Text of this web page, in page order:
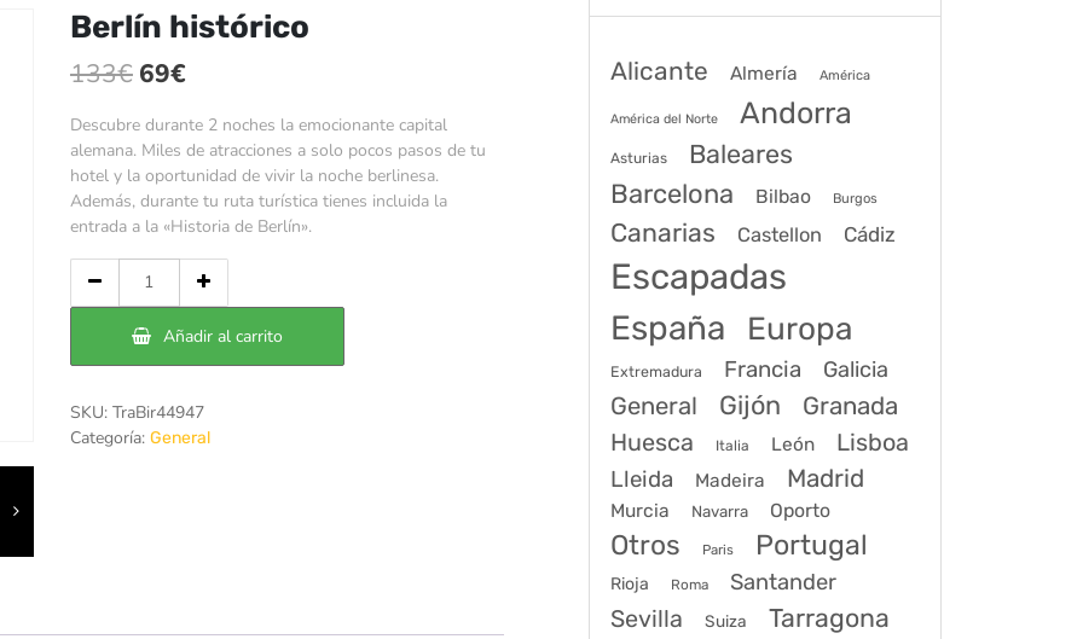
Berlín histórico
133€ El
precio
original
era:
133€.
69€El
precio
actual
es:
69€.
Descubre durante 2 noches la emocionante capital
alemana. Miles de atracciones a solo pocos pasos de tu
hotel y la oportunidad de vivir la noche berlinesa.
Además, durante tu ruta turística tienes incluida la
entrada a la «Historia de Berlín».
históricoAñadir al carrito
SKU: TraBir44947
Categoría: General
Alicante Almería América
América del Norte Andorra
Asturias Baleares
Barcelona Bilbao Burgos
Canarias Castellon Cádiz
Escapadas
España Europa
Extremadura Francia Galicia
General Gijón
Granada
Huesca
Italia León Lisboa
Lleida Madeira Madrid
Murcia Navarra Oporto
Otros Paris Portugal
Rioja Roma Santander
Sevilla Suiza Tarragona